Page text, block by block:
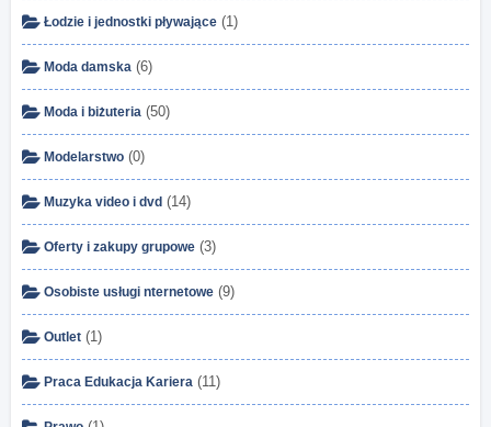
Łodzie i jednostki pływające (1)
Moda damska (6)
Moda i biżuteria (50)
Modelarstwo (0)
Muzyka video i dvd (14)
Oferty i zakupy grupowe (3)
Osobiste usługi nternetowe (9)
Outlet (1)
Praca Edukacja Kariera (11)